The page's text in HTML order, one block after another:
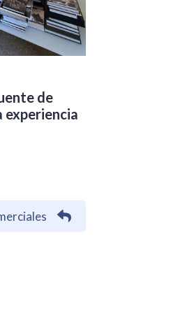
de
experiencia